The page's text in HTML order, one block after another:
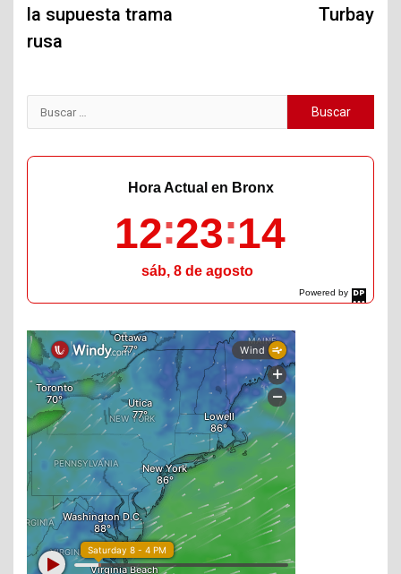
la supuesta trama
rusa
Turbay
Buscar:
Powered by
DaysPedia.com
Hora Actual en Bronx
12 23 15
sáb, 8 de agosto